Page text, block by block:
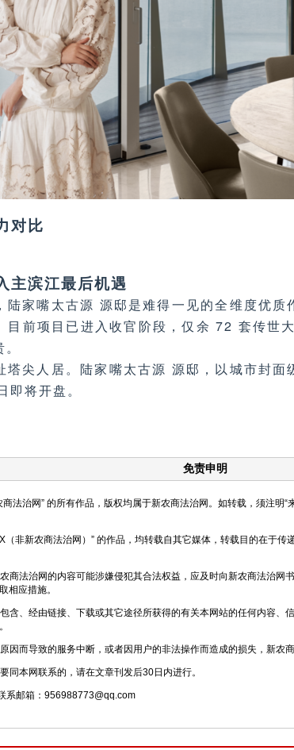
对比
主滨江最后机遇
陆家嘴太古源 源邸是难得一见的全维度优
目前项目已进入收官阶段，仅余 72 套传世
塔尖人居。陆家嘴太古源 源邸，以城市封
将开盘。
免责申明
商法治网” 的所有作品，版权均属于新农商法治网。如转载，须注明
（非新农商法治网）” 的作品，均转载自其它媒体，转载目的在于
商法治网的内容可能涉嫌侵犯其合法权益，应及时向新农商法治网
相应措施。
含、经由链接、下载或其它途径所获得的有关本网站的任何内容、
因而导致的服务中断，或者因用户的非法操作而造成的损失，新农商
同本网联系的，请在文章刊发后30日内进行。
系邮箱：956988773@qq.com